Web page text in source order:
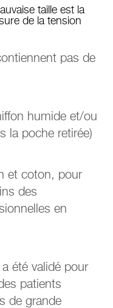
taille est la
de la tension
pas de
humide et/ou
la poche retirée)
et coton, pour
des
en
été validé pour
patients
de grande